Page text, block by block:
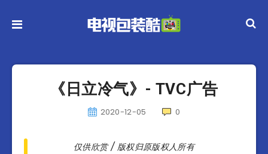
《日立冷气》- TVC广告
2020-12-05 0
仅供欣赏 / 版权归原版权人所有